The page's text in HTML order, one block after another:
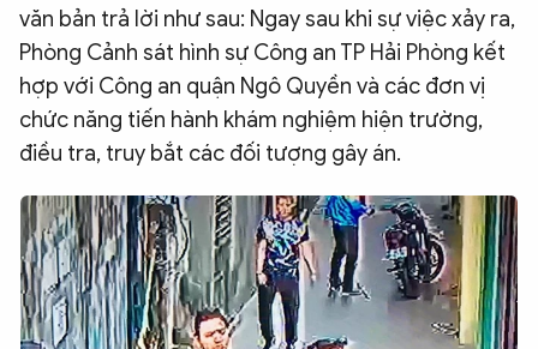
Chuyên đề
văn bản trả lời như sau: Ngay sau khi sự việc xảy ra,
Phòng Cảnh sát hình sự Công an TP Hải Phòng kết
hợp với Công an quận Ngô Quyền và các đơn vị
chức năng tiến hành khám nghiệm hiện trường,
điều tra, truy bắt các đối tượng gây án.